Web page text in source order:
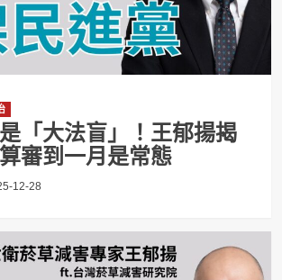
「大法盲」！王郁揚揭
審到一月是常態
12-28